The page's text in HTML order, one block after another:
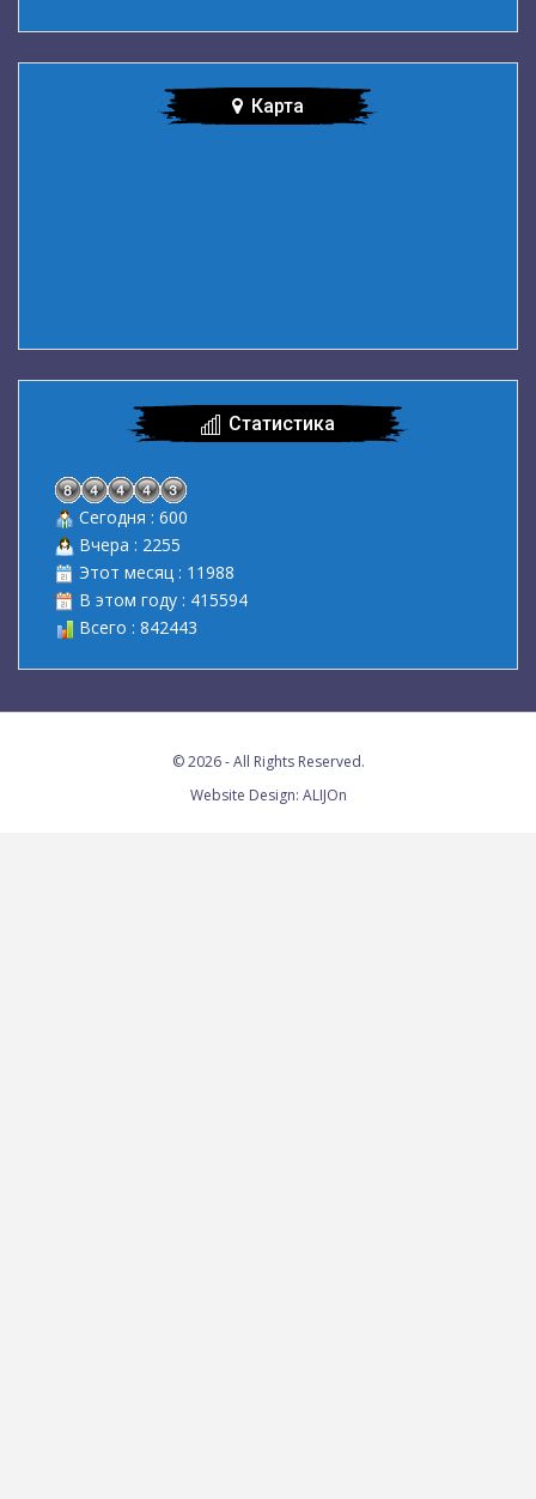
Карта
Статистика
Сегодня : 600
Вчера : 2255
Этот месяц : 11988
В этом году : 415594
Всего : 842443
© 2026 - All Rights Reserved.
Website Design: ALIJOn